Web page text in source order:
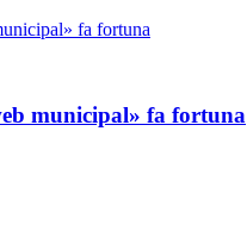
municipal» fa fortuna